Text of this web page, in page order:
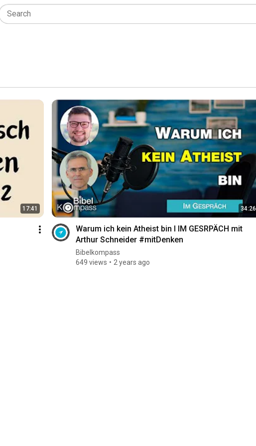
17:41 34:26
Warum ich kein Atheist bin I IM GESRPÄCH mit
Arthur Schneider #mitDenken
Bibelkompass
649 views
2 years ago